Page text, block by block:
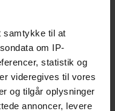
samtykke til at
om IP-
statistik og
videregives til vores
og tilgår oplysninger
annoncer, levere